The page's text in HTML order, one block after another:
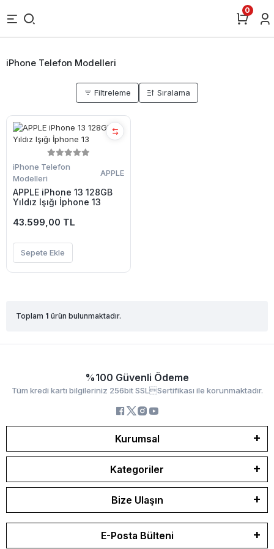
0
iPhone Telefon Modelleri
Filtreleme Sıralama
iPhone Telefon
Modelleri
APPLE
APPLE iPhone 13 128GB
Yıldız Işığı İphone 13
43.599,00 TL
Sepete Ekle
Toplam 1 ürün bulunmaktadır.
%100 Güvenli Ödeme
Tüm kredi kartı bilgileriniz 256bit SSLSertifikası ile korunmaktadır.
Kurumsal
Kategoriler
Bize Ulaşın
E-Posta Bülteni